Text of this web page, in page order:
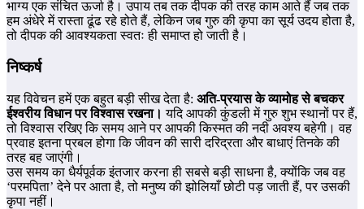
भाग्य एक संचित ऊर्जा है। उपाय तब तक दीपक की तरह काम आते हैं जब तक
हम अंधेरे में रास्ता ढूंढ रहे होते हैं, लेकिन जब गुरु की कृपा का सूर्य उदय होता है,
तो दीपक की आवश्यकता स्वतः ही समाप्त हो जाती है।
निष्कर्ष
यह विवेचन हमें एक बहुत बड़ी सीख देता है: अति-प्रयास के व्यामोह से बचकर
ईश्वरीय विधान पर विश्वास रखना। यदि आपकी कुंडली में गुरु शुभ स्थानों पर हैं,
तो विश्वास रखिए कि समय आने पर आपकी किस्मत की नदी अवश्य बहेगी। वह
प्रवाह इतना प्रबल होगा कि जीवन की सारी दरिद्रता और बाधाएं तिनके की
तरह बह जाएंगी।
उस समय का धैर्यपूर्वक इंतजार करना ही सबसे बड़ी साधना है, क्योंकि जब वह
‘परमपिता’ देने पर आता है, तो मनुष्य की झोलियाँ छोटी पड़ जाती हैं, पर उसकी
कृपा नहीं।